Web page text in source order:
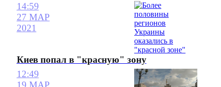
14:59
27 МАР
2021
Киев попал в "красную" зону
12:49
19 МАР